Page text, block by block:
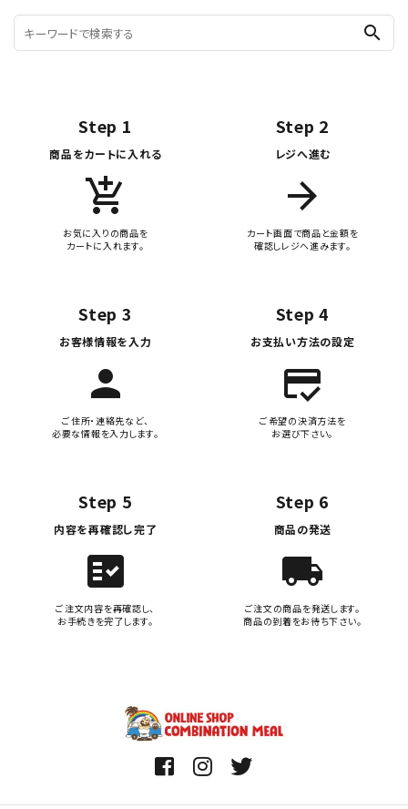
search
Step 1
商品をカートに入れる
add_shopping_cart
お気に入りの商品を
カートに入れます。
Step 2
レジへ進む
arrow_forward
カート画面で商品と金額を
確認しレジへ進みます。
Step 3
お客様情報を入力
person
ご住所・連絡先など、
必要な情報を入力します。
Step 4
お支払い方法の設定
credit_score
ご希望の決済方法を
お選び下さい。
Step 5
内容を再確認し完了
fact_check
ご注文内容を再確認し、
お手続きを完了します。
Step 6
商品の発送
local_shipping
ご注文の商品を発送します。
商品の到着をお待ち下さい。